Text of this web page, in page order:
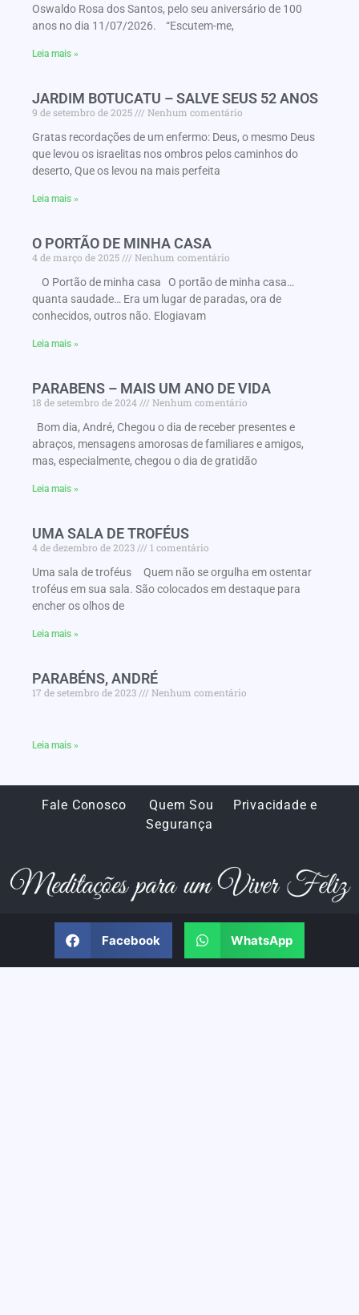
Oswaldo Rosa dos Santos, pelo seu aniversário de 100
anos no dia 11/07/2026. “Escutem-me,
Leia mais »
JARDIM BOTUCATU – SALVE SEUS 52 ANOS
9 de setembro de 2025
Nenhum comentário
Gratas recordações de um enfermo: Deus, o mesmo Deus
que levou os israelitas nos ombros pelos caminhos do
deserto, Que os levou na mais perfeita
Leia mais »
O PORTÃO DE MINHA CASA
4 de março de 2025
Nenhum comentário
O Portão de minha casa O portão de minha casa…
quanta saudade… Era um lugar de paradas, ora de
conhecidos, outros não. Elogiavam
Leia mais »
PARABENS – MAIS UM ANO DE VIDA
18 de setembro de 2024
Nenhum comentário
Bom dia, André, Chegou o dia de receber presentes e
abraços, mensagens amorosas de familiares e amigos,
mas, especialmente, chegou o dia de gratidão
Leia mais »
UMA SALA DE TROFÉUS
4 de dezembro de 2023
1 comentário
Uma sala de troféus Quem não se orgulha em ostentar
troféus em sua sala. São colocados em destaque para
encher os olhos de
Leia mais »
PARABÉNS, ANDRÉ
17 de setembro de 2023 Nenhum comentário
Leia mais »
Fale Conosco Quem Sou
Privacidade e
Segurança
Facebook WhatsApp